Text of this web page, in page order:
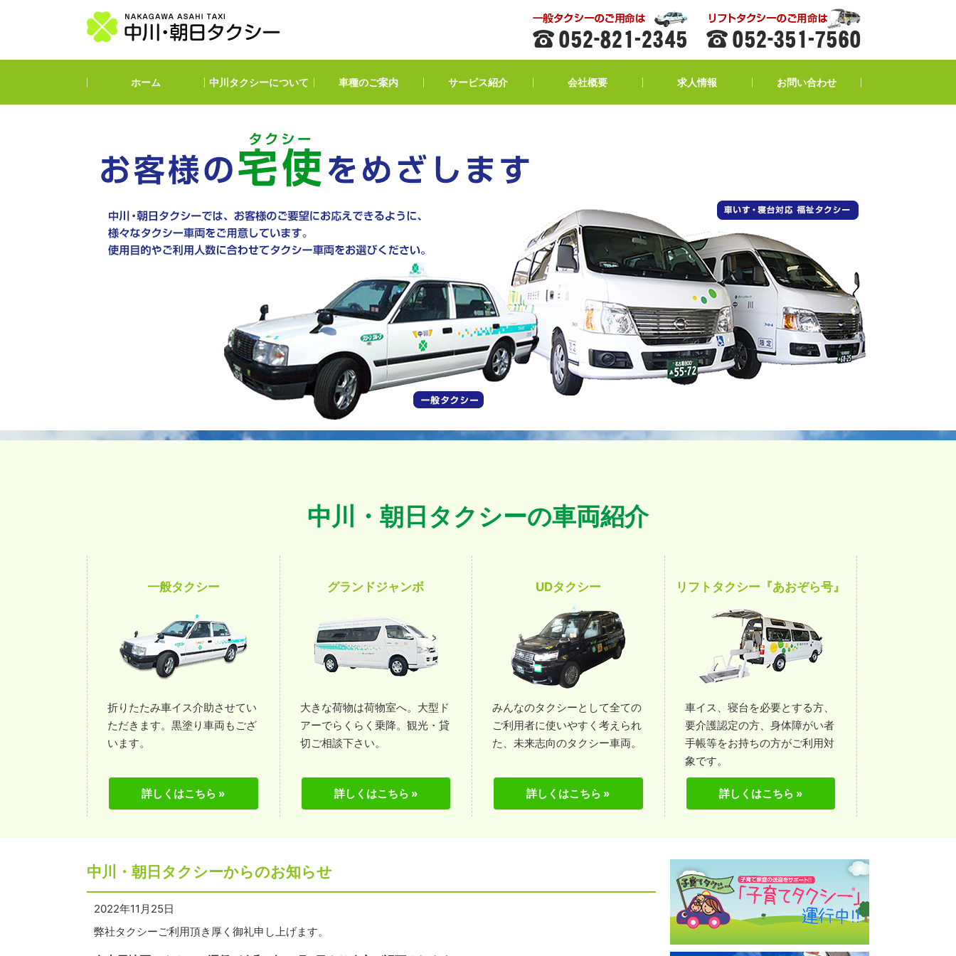
ホーム 中川タクシーについて 車種のご案内 サービス紹介 会社概要 求人情報 お問い合わせ
中川・朝日タクシーの車両紹介
一般タクシー
折りたたみ車イス介助させてい
ただきます。黒塗り車両もござ
います。
詳しくはこちら »
グランドジャンボ
大きな荷物は荷物室へ。大型ド
アーでらくらく乗降。観光・貸
切ご相談下さい。
詳しくはこちら »
UDタクシー
みんなのタクシーとして全ての
ご利用者に使いやすく考えられ
た、未来志向のタクシー車両。
詳しくはこちら »
リフトタクシー『あおぞら号』
車イス、寝台を必要とする方、
要介護認定の方、身体障がい者
手帳等をお持ちの方がご利用対
象です。
詳しくはこちら »
中川・朝日タクシーからのお知らせ
2022年11月25日
弊社タクシーご利用頂き厚く御礼申し上げます。